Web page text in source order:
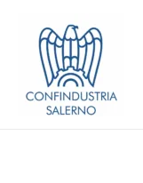
contenuto
articoli